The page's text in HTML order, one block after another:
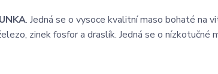
. Jedná se o vysoce kvalitní maso bohaté na
zinek fosfor a draslík. Jedná se o nízkotučné